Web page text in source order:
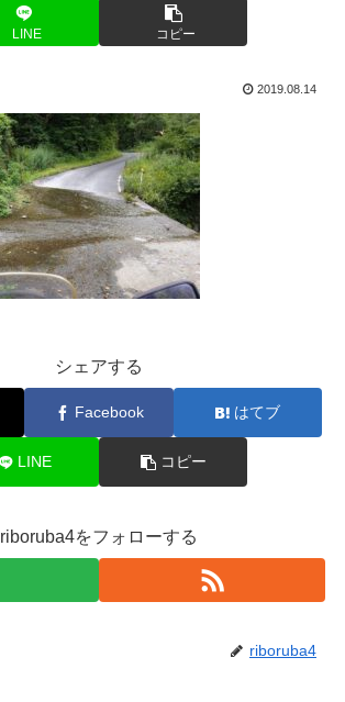
LINE コピー
2019.08.14
シェアする
Facebook はてブ
LINE コピー
riboruba4をフォローする
riboruba4